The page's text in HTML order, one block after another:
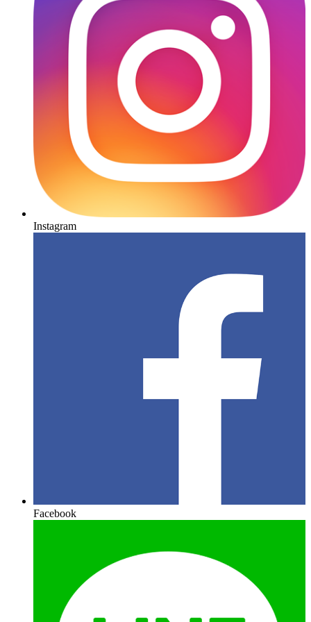
Instagram
Facebook